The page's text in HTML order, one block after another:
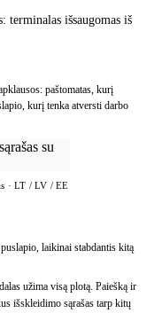
terminalas išsaugomas iš
paštomatas, kurį
kurį tenka atversti darbo
· LT / LV / EE
laikinai stabdantis kitą
užima visą plotą. Paiešką ir
išskleidimo sąrašas tarp kitų